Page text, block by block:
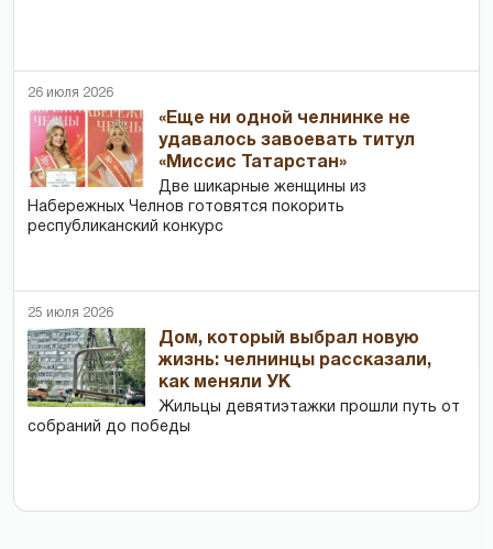
26 июля 2026
«Еще ни одной челнинке не
удавалось завоевать титул
«Миссис Татарстан»
Две шикарные женщины из
Набережных Челнов готовятся покорить
республиканский конкурс
25 июля 2026
Дом, который выбрал новую
жизнь: челнинцы рассказали,
как меняли УК
Жильцы девятиэтажки прошли путь от
собраний до победы